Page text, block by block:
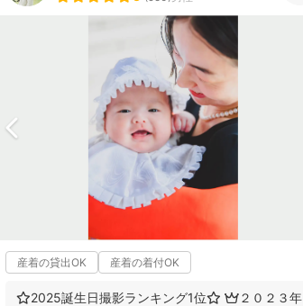
産着の貸出OK 産着の着付OK
⭐️2025誕生日撮影ランキング1位⭐️ 👑２０２３年